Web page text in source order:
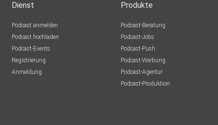
Dienst
Podcast anmelden
Podcast hochladen
Podcast-Events
Registrierung
Anmeldung
Produkte
Podcast-Beratung
Podcast-Jobs
Podcast-Push
Podcast-Werbung
Podcast-Agentur
Podcast-Produktion